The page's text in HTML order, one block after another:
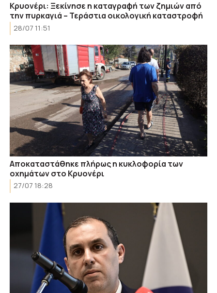
Κρυονέρι: Ξεκίνησε η καταγραφή των ζημιών από
την πυρκαγιά – Τεράστια οικολογική καταστροφή
28/07 11:51
Αποκαταστάθηκε πλήρως η κυκλοφορία των
οχημάτων στο Κρυονέρι
27/07 18:28